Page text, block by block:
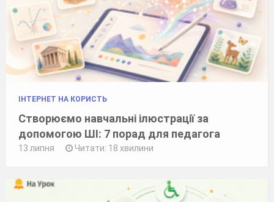
ІНТЕРНЕТ НА КОРИСТЬ
Створюємо навчальні ілюстрації за
допомогою ШІ: 7 порад для педагога
13 липня Читати: 18 хвилини